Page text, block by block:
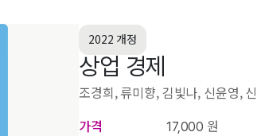
2022 개정
상업 경제
조경희, 류미향, 김빛나, 신윤영,
가격
17,000 원